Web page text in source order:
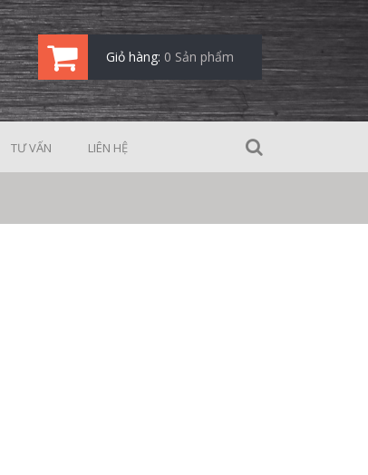
Giỏ hàng: 0 Sản phẩm
TƯ VẤN LIÊN HỆ